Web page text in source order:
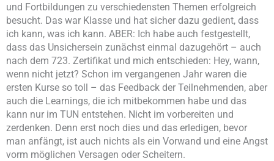
und Fortbildungen zu verschiedensten Themen erfolgreich
besucht. Das war Klasse und hat sicher dazu gedient, dass
ich kann, was ich kann. ABER: Ich habe auch festgestellt,
dass das Unsichersein zunächst einmal dazugehört – auch
nach dem 723. Zertifikat und mich entschieden: Hey, wann,
wenn nicht jetzt? Schon im vergangenen Jahr waren die
ersten Kurse so toll – das Feedback der Teilnehmenden, aber
auch die Learnings, die ich mitbekommen habe und das
kann nur im TUN entstehen. Nicht im vorbereiten und
zerdenken. Denn erst noch dies und das erledigen, bevor
man anfängt, ist auch nichts als ein Vorwand und eine Angst
vorm möglichen Versagen oder Scheitern.